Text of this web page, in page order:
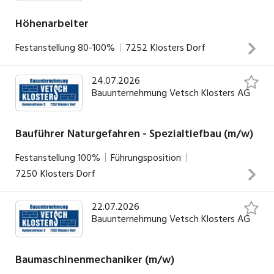
Anfertigung, Montage und Reparatur von
Metallkonstruktionen und Bauteilen Unterstützung bei
Baustellen Unterstützung unserer Mechaniker in der
Werkstatt
Höhenarbeiter
Festanstellung80-100% 7252 Klosters Dorf
Deine Hauptaufgaben: Lawinenverbauungen Fels- und
Hangsicherung Steinschlagschutz Felsreinigung
Bohrarbeiten, Spritzbetonarbeiten Baugrubensicherungen
Allgemeine Tiefbauarbeiten
INSERAT ANSEHEN
24.07.2026
Bauunternehmung Vetsch Klosters AG
Bauführer Naturgefahren - Spezialtiefbau (m/w)
Festanstellung100%
Führungsposition
7250 Klosters Dorf
Deine Hauptaufgaben: Kalkulation der Offerten Leitung,
Planung und Organisation von Baustellen, Bauprojekten im
Spezialtiefbau und Naturgefahrenbereich
Arbeitsvorbereitung (AVOR), Ausmass und Abrechnung
22.07.2026
Bauunternehmung Vetsch Klosters AG
Baumaschinenmechaniker (m/w)